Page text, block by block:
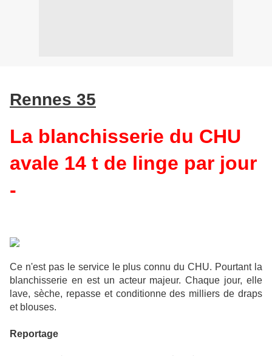
Rennes 35
La blanchisserie du CHU
avale 14 t de linge par jour
-
Ce n'est pas le service le plus connu du CHU. Pourtant la
blanchisserie en est un acteur majeur. Chaque jour, elle
lave, sèche, repasse et conditionne des milliers de draps
et blouses.
Reportage